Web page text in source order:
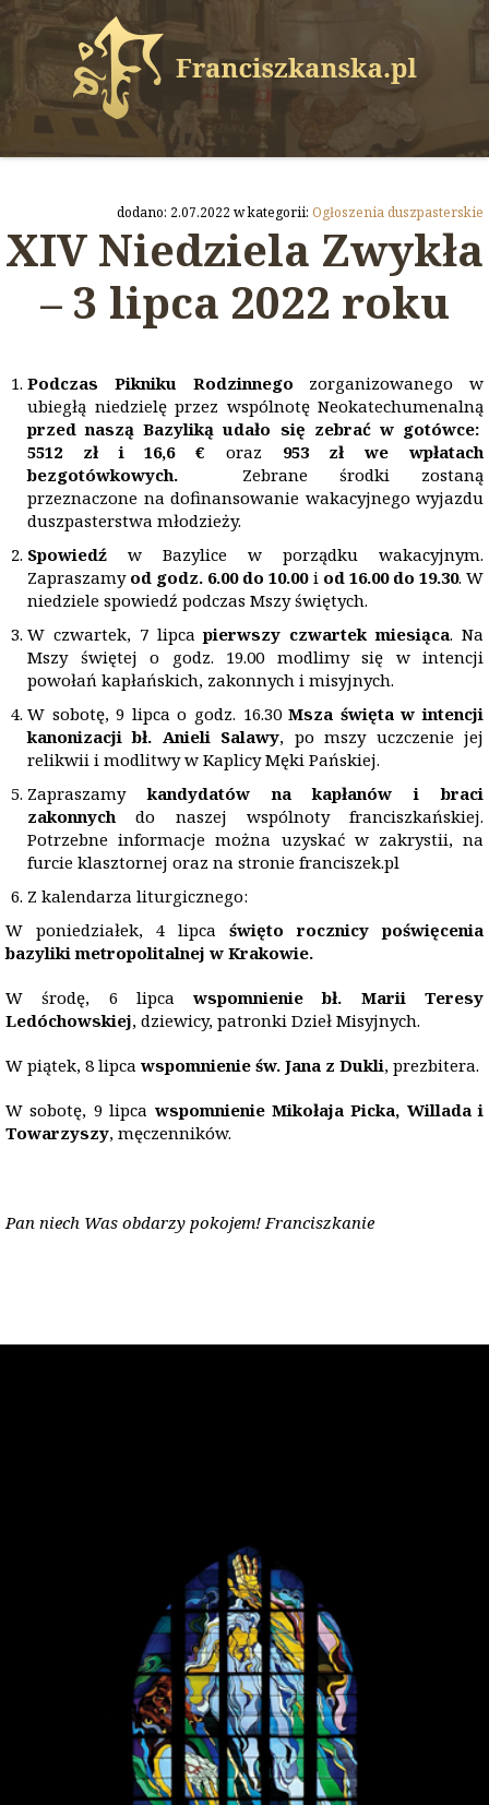
dodano: 2.07.2022 w kategorii: Ogłoszenia duszpasterskie
XIV Niedziela Zwykła
– 3 lipca 2022 roku
Podczas Pikniku Rodzinnego zorganizowanego w
ubiegłą niedzielę przez wspólnotę Neokatechumenalną
przed naszą Bazyliką udało się zebrać wgotówce:
5512 zł i 16,6€ oraz 953 zł we wpłatach
bezgotówkowych.
Zebrane środki zostaną
przeznaczone na dofinansowanie wakacyjnego wyjazdu
duszpasterstwa młodzieży.
Spowiedź w Bazylice w porządku wakacyjnym.
Zapraszamy od godz. 6.00 do 10.00i od 16.00 do 19.30. W
niedziele spowiedź podczas Mszy świętych.
W czwartek, 7 lipcapierwszy czwartek miesiąca. Na
Mszy świętej o godz. 19.00 modlimy się w intencji
powołań kapłańskich, zakonnych i misyjnych.
W sobotę, 9 lipca o godz. 16.30Msza święta w intencji
kanonizacji bł. Anieli Salawy, po mszy uczczenie jej
relikwii i modlitwy w Kaplicy Męki Pańskiej.
Zapraszamykandydatów na kapłanów i braci
zakonnych do naszej wspólnoty franciszkańskiej.
Potrzebne informacje można uzyskać w zakrystii, na
furcie klasztornej oraz na stronie franciszek.pl
Z kalendarza liturgicznego:
W poniedziałek, 4 lipca święto rocznicy poświęcenia
bazyliki metropolitalnej w Krakowie.
W środę, 6 lipcawspomnienie bł. Marii Teresy
Ledóchowskiej, dziewicy, patronki Dzieł Misyjnych.
W piątek, 8 lipca wspomnienie św. Jana z Dukli, prezbitera.
W sobotę, 9 lipca wspomnienie Mikołaja Picka, Willada i
Towarzyszy, męczenników.
Pan niech Was obdarzy pokojem! Franciszkanie